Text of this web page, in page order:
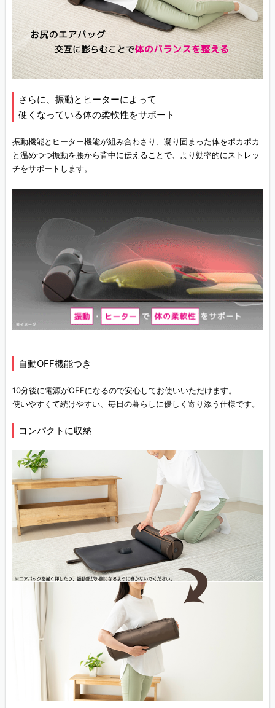
さらに、振動とヒーターによって
硬くなっている体の柔軟性をサポート
振動機能とヒーター機能が組み合わさり、凝り固まった体をポカポカ
と温めつつ振動を腰から背中に伝えることで、より効率的にストレッ
チをサポートします。
自動OFF機能つき
10分後に電源がOFFになるので安心してお使いいただけます。
使いやすくて続けやすい、毎日の暮らしに優しく寄り添う仕様です。
コンパクトに収納